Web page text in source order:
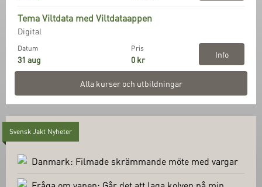
Tema Viltdata med Viltdataappen
Digital
Datum
31 aug
Pris
0 kr Info
Alla kurser och utbildningar
Svensk Jakt Nyheter
Danmark: Filmade skrämmande möte med vargar